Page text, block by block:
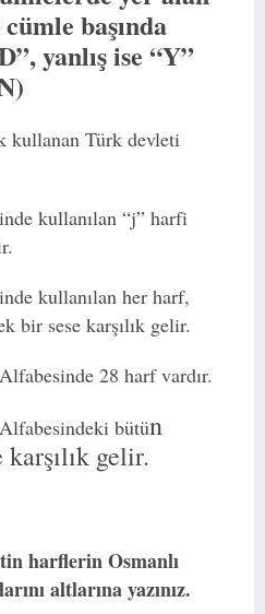
başında
yanlış ise “Y”
Türk devleti
kullanılan “j” harfi
kullanılan her harf,
bir sese karşılık gelir.
28 harf vardır.
bütün
gelir.
harflerin Osmanlı
altlarına yazınız.